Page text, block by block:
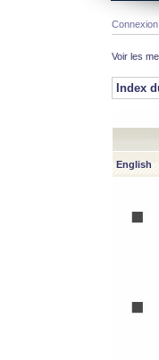
Connexion
Voir les
Index
English